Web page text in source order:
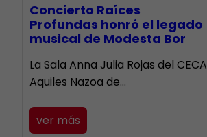
​Concierto Raíces
Profundas honró el legado
musical de Modesta Bor
La Sala Anna Julia Rojas del CECA
Aquiles Nazoa de…
ver más